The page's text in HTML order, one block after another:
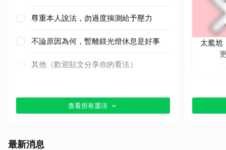
尊重本人說法，勿過度揣測給予壓力
不論原因為何，暫離鎂光燈休息是好事
其他（歡迎貼文分享你的看法）
查看所有選項
太尷尬
最新消息